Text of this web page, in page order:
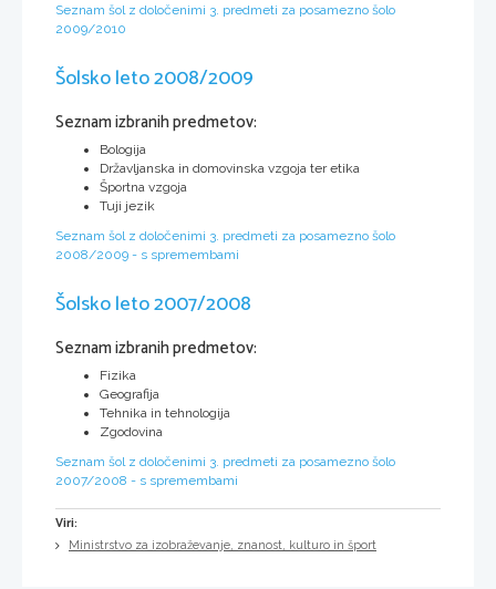
Seznam šol z določenimi 3. predmeti za posamezno šolo
2009/2010
Šolsko leto 2008/2009
Seznam izbranih predmetov:
Bologija
Državljanska in domovinska vzgoja ter etika
Športna vzgoja
Tuji jezik
Seznam šol z določenimi 3. predmeti za posamezno šolo
2008/2009 - s spremembami
Šolsko leto 2007/2008
Seznam izbranih predmetov:
Fizika
Geografija
Tehnika in tehnologija
Zgodovina
Seznam šol z določenimi 3. predmeti za posamezno šolo
2007/2008 - s spremembami
Viri:
Ministrstvo za izobraževanje, znanost, kulturo in šport